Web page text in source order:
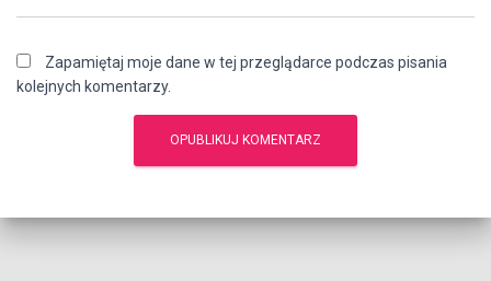
Zapamiętaj moje dane w tej przeglądarce podczas pisania
kolejnych komentarzy.